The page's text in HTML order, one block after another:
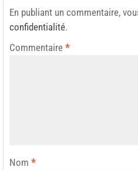
En publiant un commentaire,
confidentialité.
Commentaire *
Nom *